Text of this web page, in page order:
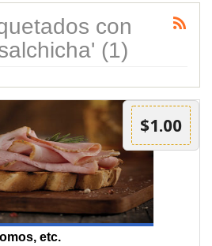
con
(1)
$1.00
etc.